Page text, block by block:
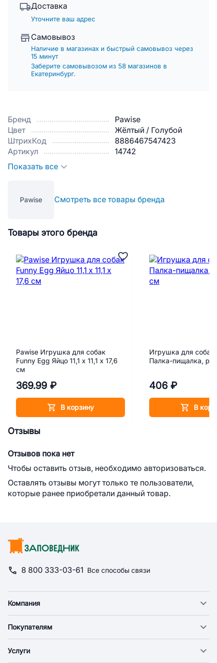
Бренд
Pawise
Цвет
Жёлтый / Голубой
ШтрихКод
8886467547423
Артикул
14742
Показать все
Pawise Смотреть все товары бренда
Доставка
Уточните ваш адрес
Самовывоз
Наличие в магазинах и быстрый самовывоз через
15 минут
Заберите самовывозом из 58 магазинов в
Екатеринбург.
Товары этого бренда
Pawise Игрушка для собак
Funny Egg Яйцо 11,1 х 11,1 х 17,6
см
369.99 ₽
В корзину
Игрушка для собак
Палка-пищалка,
406 ₽
В
Отзывы
Отзывов пока нет
Чтобы оставить отзыв, необходимо авторизоваться.
Оставлять отзывы могут только те пользователи,
которые ранее приобретали данный товар.
8 800 333-03-61 Все способы связи
Компания
Новости
Поставщикам
Покупателям
Экспресс доставка
Услуги